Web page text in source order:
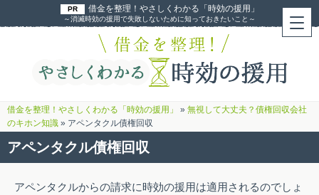
借金を整理！やさしくわかる「時効の援用」
～消滅時効の援用で失敗しないために知っておきたいこと～
借金を整理！やさしくわかる「時効の援用」 » 無視して大丈夫？債権回収会社
のキホン知識 » アペンタクル債権回収
アペンタクル債権回収
アペンタクルからの請求に時効の援用は適用されるのでしょ